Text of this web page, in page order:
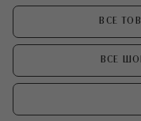
ВСЕ
ВСЕ